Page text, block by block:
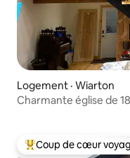
Logement · Wiarton
Charmante église de
Coup de cœur
Coup de cœur